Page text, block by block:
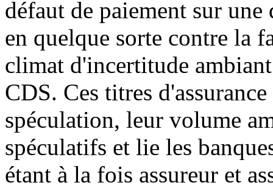
défaut de paiement sur une
en quelque sorte contre la
climat d'incertitude
CDS. Ces titres
spéculation, leur volume
spéculatifs et lie les
étant à la fois assureur et